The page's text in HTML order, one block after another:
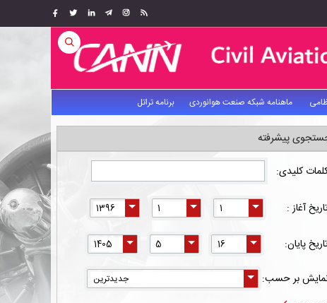
ماهنامه شبکه صنعت هوانوردی برنامه تراتل
پیشرفته
کلیدی:
آغاز :
پایان:
بر حسب: